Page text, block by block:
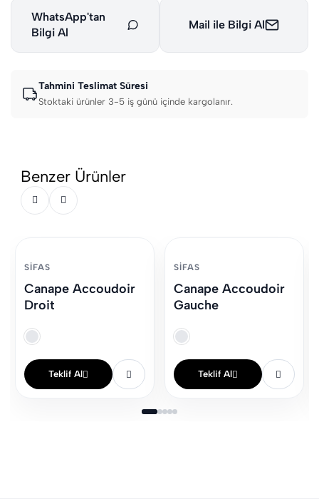
WhatsApp'tan
Bilgi Al
Mail ile Bilgi Al
Tahmini Teslimat Süresi
Stoktaki ürünler 3-5 iş günü içinde kargolanır.
Benzer Ürünler
SIFAS
Canape Accoudoir
Droit
Teklif Al
SIFAS
Canape Accoudoir
Gauche
Teklif Al